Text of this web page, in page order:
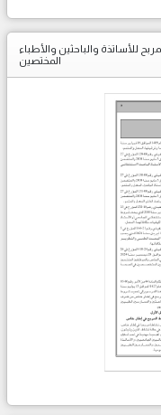
للأساتذة والباحثين والأطباء
المختصين